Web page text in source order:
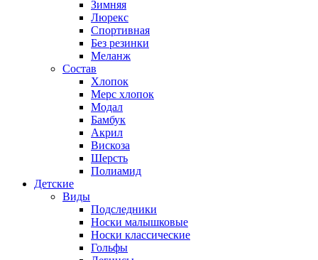
Зимняя
Люрекс
Спортивная
Без резинки
Меланж
Состав
Хлопок
Мерс хлопок
Модал
Бамбук
Акрил
Вискоза
Шерсть
Полиамид
Детские
Виды
Подследники
Носки малышковые
Носки классические
Гольфы